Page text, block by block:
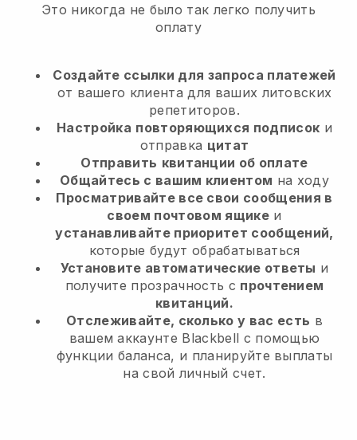
Это никогда не было так легко получить
оплату
Создайте ссылки для запроса платежей
от вашего клиента для ваших литовских
репетиторов.
Настройка повторяющихся подписок и
отправка цитат
Отправить квитанции об оплате
Общайтесь с вашим клиентом на ходу
Просматривайте все свои сообщения в
своем почтовом ящикеи
устанавливайте приоритет сообщений,
которые будут обрабатываться
Установите автоматические ответы и
получите прозрачность с прочтением
квитанций.
Отслеживайте, сколько у вас есть в
вашем аккаунте Blackbell с помощью
функции баланса, и планируйте выплаты
на свой личный счет.